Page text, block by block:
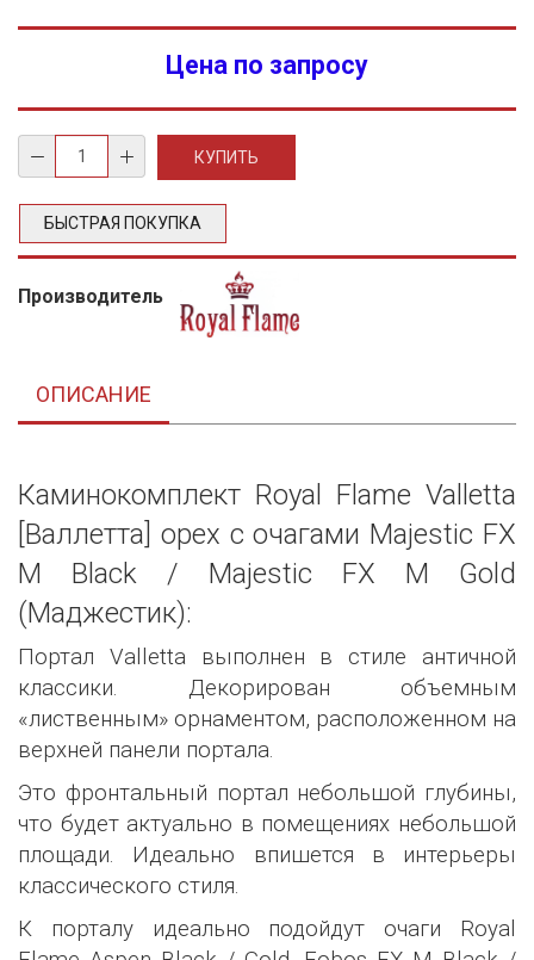
Цена по запросу
БЫСТРАЯ ПОКУПКА
Производитель
ОПИСАНИЕ
Каминокомплект Royal Flame Valletta
[Валлетта] орех с очагами Majestic FX
M Black / Majestic FX M Gold
(Маджестик):
Портал Valletta выполнен в стиле античной
классики. Декорирован объемным
«лиственным» орнаментом, расположенном на
верхней панели портала.
Это фронтальный портал небольшой глубины,
что будет актуально в помещениях небольшой
площади. Идеально впишется в интерьеры
классического стиля.
К порталу идеально подойдут очаги Royal